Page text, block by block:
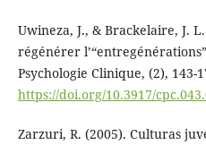
Uwineza, J., & Brackelaire, J.
régénérer
Psychologie Clinique, (2), 143-
https://doi.org/10.3917/
Zarzuri, R. (2005). Culturas